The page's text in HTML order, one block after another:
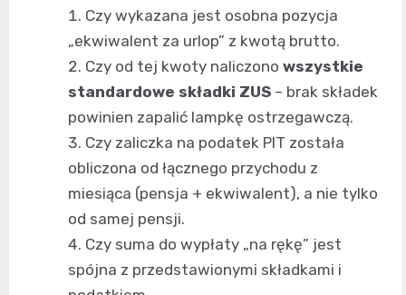
Czy wykazana jest osobna pozycja
„ekwiwalent za urlop” z kwotą brutto.
Czy od tej kwoty naliczono wszystkie
standardowe składki ZUS – brak składek
powinien zapalić lampkę ostrzegawczą.
Czy zaliczka na podatek PIT została
obliczona od łącznego przychodu z
miesiąca (pensja + ekwiwalent), a nie tylko
od samej pensji.
Czy suma do wypłaty „na rękę” jest
spójna z przedstawionymi składkami i